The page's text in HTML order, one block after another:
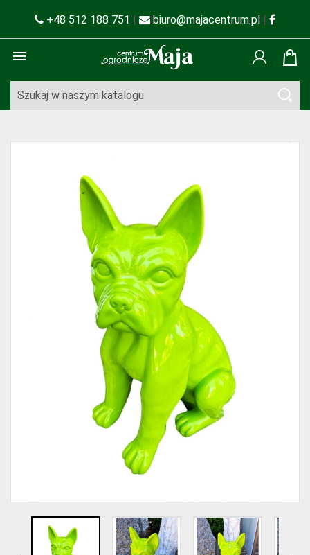
+48 512 188 751 | biuro@majacentrum.pl |
